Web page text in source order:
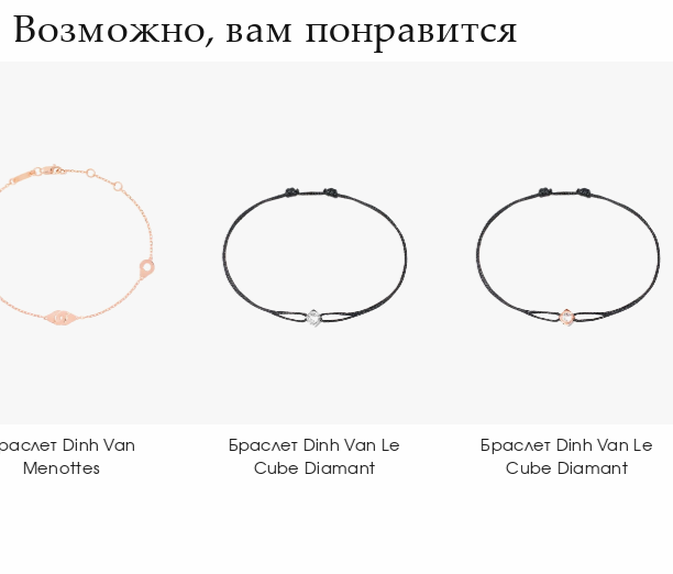
Возможно, вам понравится
Браслет Dinh Van Le
Cube Diamant
Браслет Dinh Van Le
Cube Diamant
Браслет Dinh Van Le
Cube Diamant